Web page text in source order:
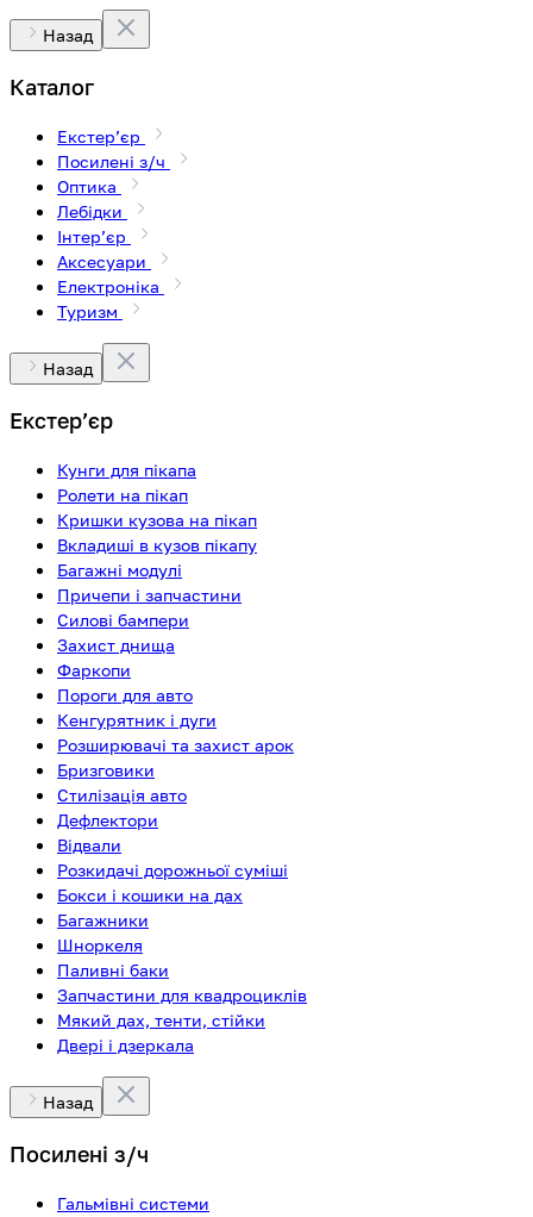
Назад
Каталог
Екстерʼєр
Посилені з/ч
Оптика
Лебідки
Інтерʼєр
Аксесуари
Електроніка
Туризм
Назад
Екстерʼєр
Кунги для пікапа
Ролети на пікап
Кришки кузова на пікап
Вкладиші в кузов пікапу
Багажні модулі
Причепи і запчастини
Силові бампери
Захист днища
Фаркопи
Пороги для авто
Кенгурятник і дуги
Розширювачі та захист арок
Бризговики
Стилізація авто
Дефлектори
Відвали
Розкидачі дорожньої суміші
Бокси і кошики на дах
Багажники
Шноркеля
Паливні баки
Запчастини для квадроциклів
Мякий дах, тенти, стійки
Двері і дзеркала
Назад
Посилені з/ч
Гальмівні системи